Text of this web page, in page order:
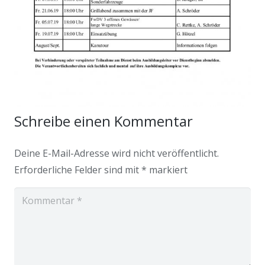
Schreibe einen Kommentar
Deine E-Mail-Adresse wird nicht veröffentlicht.
Erforderliche Felder sind mit* markiert